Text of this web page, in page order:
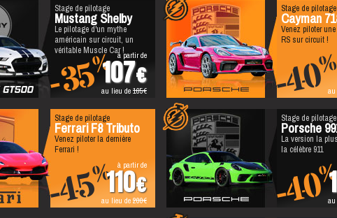
-35%
Stage de pilotage
Mustang Shelby
Le pilotage d'un mythe
américain sur circuit, un
véritable Muscle Car !à partir de
107
au lieu de165 -40
Stage de pilotage
Cayman
Venez piloter
RS sur circuit !
-45%
Stage de pilotage
Ferrari F8 Tributo
Venez piloter la dernière
Ferrari !
à partir de
110
au lieu de200 -40
Stage de pilotage
Porsche
La version la
la célèbre 911